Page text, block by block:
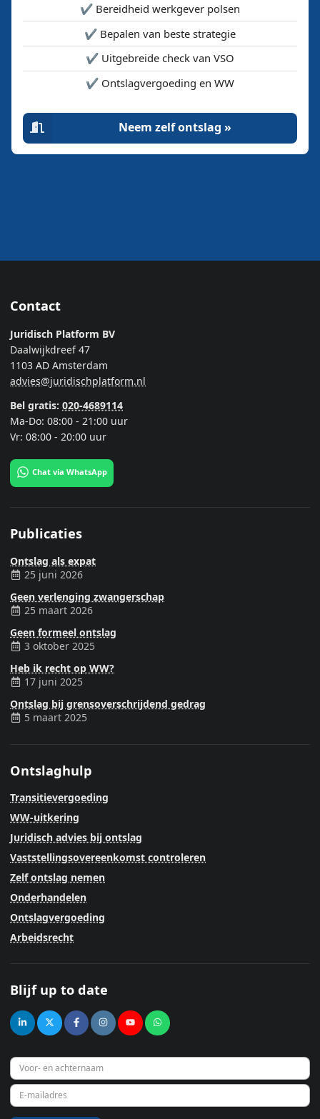
✔️ Bereidheid werkgever polsen
✔️ Bepalen van beste strategie
✔️ Uitgebreide check van VSO
✔️ Ontslagvergoeding en WW
Neem zelf ontslag »
Contact
Juridisch Platform BV
Daalwijkdreef 47
1103 AD Amsterdam
advies@juridischplatform.nl
Bel gratis: 020-4689114
Ma-Do: 08:00 - 21:00 uur
Vr: 08:00 - 20:00 uur
Chat via WhatsApp
Publicaties
Ontslag als expat
25 juni 2026
Geen verlenging zwangerschap
25 maart 2026
Geen formeel ontslag
3 oktober 2025
Heb ik recht op WW?
17 juni 2025
Ontslag bij grensoverschrijdend gedrag
5 maart 2025
Ontslaghulp
Transitievergoeding
WW-uitkering
Juridisch advies bij ontslag
Vaststellingsovereenkomst controleren
Zelf ontslag nemen
Onderhandelen
Ontslagvergoeding
Arbeidsrecht
Blijf up to date